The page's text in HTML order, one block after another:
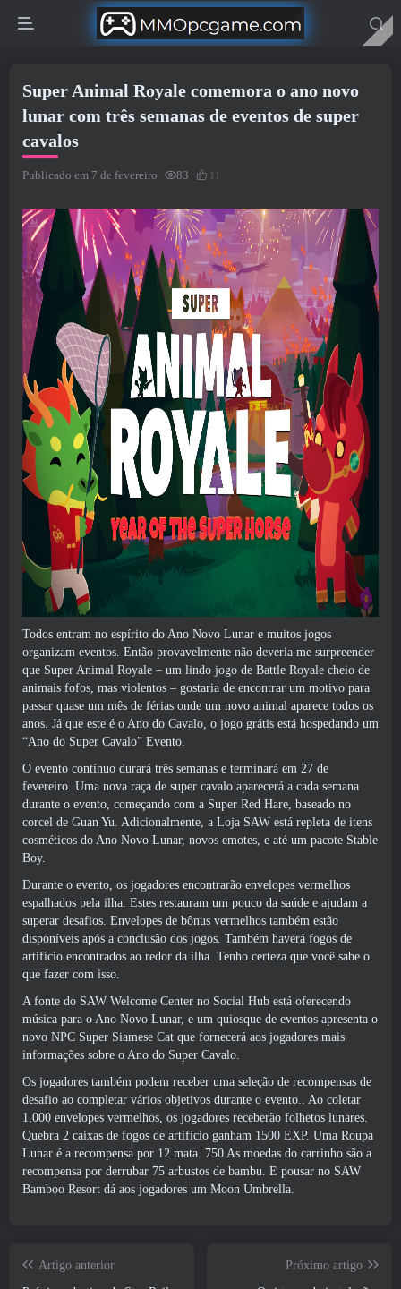
Super Animal Royale comemora o ano novo
lunar com três semanas de eventos de super
cavalos
Publicado em 7 de fevereiro 83
Todos entram no espírito do Ano Novo Lunar e muitos jogos
organizam eventos. Então provavelmente não deveria me surpreender
que Super Animal Royale – um lindo jogo de Battle Royale cheio de
animais fofos, mas violentos – gostaria de encontrar um motivo para
passar quase um mês de férias onde um novo animal aparece todos os
anos. Já que este é o Ano do Cavalo, o jogo grátis está hospedando um
“Ano do Super Cavalo” Evento.
O evento contínuo durará três semanas e terminará em 27 de
fevereiro. Uma nova raça de super cavalo aparecerá a cada semana
durante o evento, começando com a Super Red Hare, baseado no
corcel de Guan Yu. Adicionalmente, a Loja SAW está repleta de itens
cosméticos do Ano Novo Lunar, novos emotes, e até um pacote Stable
Boy.
Durante o evento, os jogadores encontrarão envelopes vermelhos
espalhados pela ilha. Estes restauram um pouco da saúde e ajudam a
superar desafios. Envelopes de bônus vermelhos também estão
disponíveis após a conclusão dos jogos. Também haverá fogos de
artifício encontrados ao redor da ilha. Tenho certeza que você sabe o
que fazer com isso.
A fonte do SAW Welcome Center no Social Hub está oferecendo
música para o Ano Novo Lunar, e um quiosque de eventos apresenta o
novo NPC Super Siamese Cat que fornecerá aos jogadores mais
informações sobre o Ano do Super Cavalo.
Os jogadores também podem receber uma seleção de recompensas de
desafio ao completar vários objetivos durante o evento.. Ao coletar
1,000 envelopes vermelhos, os jogadores receberão folhetos lunares.
Quebra 2 caixas de fogos de artifício ganham 1500 EXP. Uma Roupa
Lunar é a recompensa por 12 mata. 750 As moedas do carrinho são a
recompensa por derrubar 75 arbustos de bambu. E pousar no SAW
Bamboo Resort dá aos jogadores um Moon Umbrella.
Artigo anterior
Próximo artigo